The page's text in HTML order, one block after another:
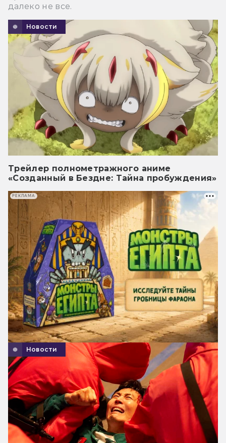
далеко не все.
Новости
Трейлер полнометражного аниме
«Созданный в Бездне: Тайна пробуждения»
Новости
РЕКЛАМА